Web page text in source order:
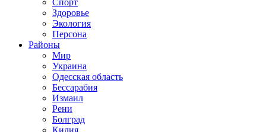
Спорт
Здоровье
Экология
Персона
Районы
Мир
Украина
Одесская область
Бессарабия
Измаил
Рени
Болград